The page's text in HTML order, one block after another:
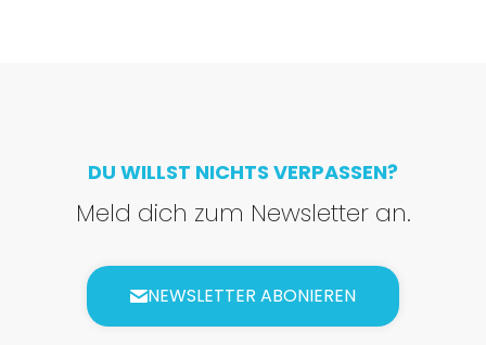
DU WILLST NICHTS VERPASSEN?
Meld dich zum Newsletter an.
NEWSLETTER ABONIEREN